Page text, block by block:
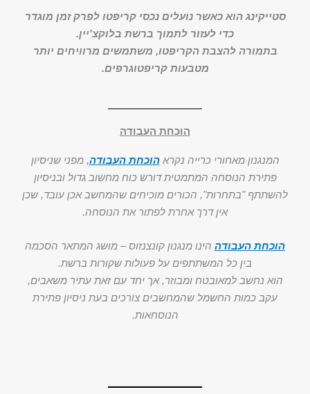
סטייקינג הוא כאשר נועלים נכסי קריפטו לפרק זמן מוגדר
כדי לעזור לתמוך ברשת בלוקצ'יין.
בתמורה להצבת הקריפטו, משתמשים מרוויחים יותר
מטבעות קריפטוגרפים.
הוכחת העבודה
המנגנון מאחורי כרייה נקראהוכחת העבודה, מפני שניסיון
פתירת הנוסחה המתמטית דורש כוח מחשוב גדול ובניסיון
להשתתף "בתחרות", הכורים מוכיחים שהמחשב אכן עובד, שכן
אין דרך אחרת לפתור את הנוסחה.
הוכחת העבודה הינו מנגנון קונצנזוס – מושג המתאר הסכמה
בין כל המשתתפים על פעולות שקורות ברשת.
הוא נחשב למאובטח ומבוזר, אך יחד עם זאת עתיר משאבים,
עקב כמות החשמל שהמחשבים צורכים בעת ניסיון פתירת
הנוסחאות.